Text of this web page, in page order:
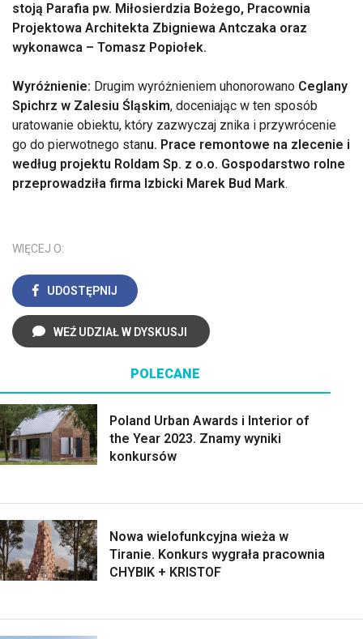
stoją Parafia pw. Miłosierdzia Bożego, Pracownia
Projektowa Architekta Zbigniewa Antczaka oraz
wykonawca – Tomasz Popiołek.
Wyróżnienie: Drugim wyróżnieniem uhonorowano Ceglany
Spichrz w Zalesiu Śląskim, doceniając w ten sposób
uratowanie obiektu, który zazwyczaj znika i przywrócenie
go do pierwotnego stanu. Prace remontowe na zlecenie i
według projektu Roldam Sp. z o.o. Gospodarstwo rolne
przeprowadziła firma Izbicki Marek Bud Mark.
WIĘCEJ O:
UDOSTĘPNIJ
WEŹ UDZIAŁ W DYSKUSJI
POLECANE
Poland Urban Awards i Interior of
the Year 2023. Znamy wyniki
konkursów
Nowa wielofunkcyjna wieża w
Tiranie. Konkurs wygrała pracownia
CHYBIK + KRISTOF